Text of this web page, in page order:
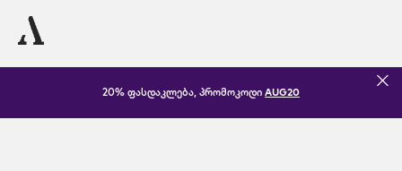
20% ფასდაკლება, პრომოკოდი AUG20